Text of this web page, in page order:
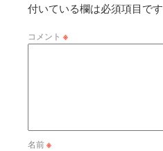
付いている欄は必須項目です
コメント ※
名前※